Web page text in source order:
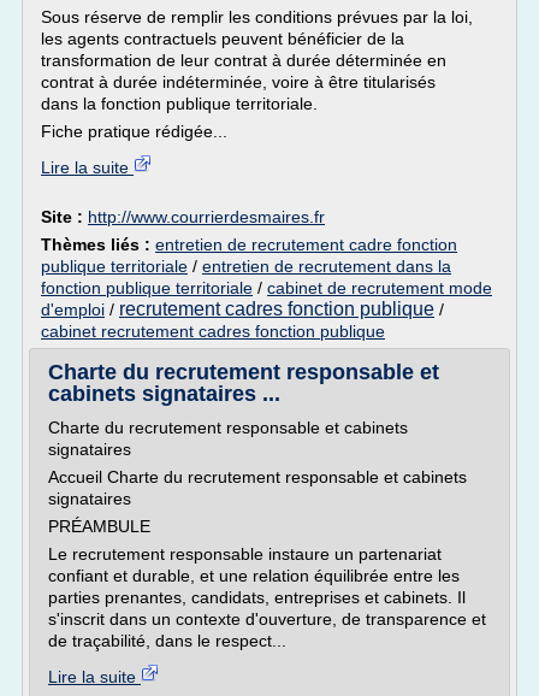
Sous réserve de remplir les conditions prévues par la loi,
les agents contractuels peuvent bénéficier de la
transformation de leur contrat à durée déterminée en
contrat à durée indéterminée, voire à être titularisés
dans la fonction publique territoriale.
Fiche pratique rédigée...
Lire la suite
Site : http://www.courrierdesmaires.fr
Thèmes liés : entretien de recrutement cadre fonction
publique territoriale / entretien de recrutement dans la
fonction publique territoriale / cabinet de recrutement mode
d'emploi / recrutement cadres fonction publique /
cabinet recrutement cadres fonction publique
Charte du recrutement responsable et
cabinets signataires ...
Charte du recrutement responsable et cabinets
signataires
Accueil Charte du recrutement responsable et cabinets
signataires
PRÉAMBULE
Le recrutement responsable instaure un partenariat
confiant et durable, et une relation équilibrée entre les
parties prenantes, candidats, entreprises et cabinets. Il
s'inscrit dans un contexte d'ouverture, de transparence et
de traçabilité, dans le respect...
Lire la suite